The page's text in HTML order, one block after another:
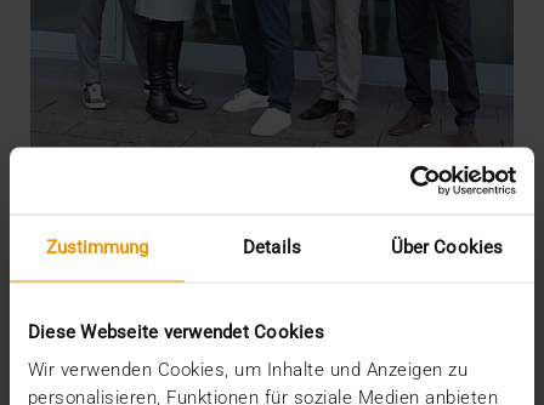
Zustimmung Details Über Cookies
Diese Webseite verwendet Cookies
Wir verwenden Cookies, um Inhalte und Anzeigen zu
personalisieren, Funktionen für soziale Medien anbieten
Kooperation für den radiologischen
Workflow
easyRadiology können Fremduntersuchungen mit